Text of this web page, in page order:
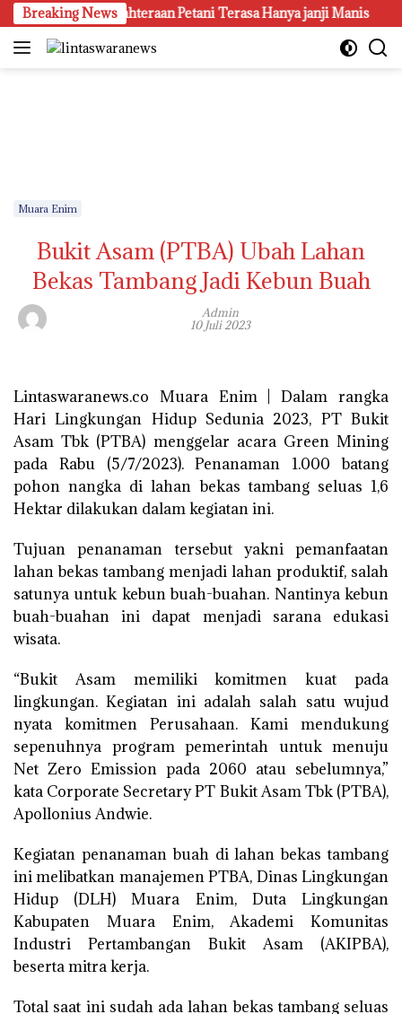
Langsung
ke
konten
Breaking News
Janji Kesejahteraan Petani Terasa Hanya janji Manis
Muara Enim
Bukit Asam (PTBA) Ubah Lahan
Bekas Tambang Jadi Kebun Buah
Admin
10 Juli 2023
Lintaswaranews.co Muara Enim | Dalam rangka
Hari Lingkungan Hidup Sedunia 2023, PT Bukit
Asam Tbk (PTBA) menggelar acara Green Mining
pada Rabu (5/7/2023). Penanaman 1.000 batang
pohon nangka di lahan bekas tambang seluas 1,6
Hektar dilakukan dalam kegiatan ini.
Tujuan penanaman tersebut yakni pemanfaatan
lahan bekas tambang menjadi lahan produktif, salah
satunya untuk kebun buah-buahan. Nantinya kebun
buah-buahan ini dapat menjadi sarana edukasi
wisata.
“Bukit Asam memiliki komitmen kuat pada
lingkungan. Kegiatan ini adalah salah satu wujud
nyata komitmen Perusahaan. Kami mendukung
sepenuhnya program pemerintah untuk menuju
Net Zero Emission pada 2060 atau sebelumnya,”
kata Corporate Secretary PT Bukit Asam Tbk (PTBA),
Apollonius Andwie.
Kegiatan penanaman buah di lahan bekas tambang
ini melibatkan manajemen PTBA, Dinas Lingkungan
Hidup (DLH) Muara Enim, Duta Lingkungan
Kabupaten Muara Enim, Akademi Komunitas
Industri Pertambangan Bukit Asam (AKIPBA),
beserta mitra kerja.
Total saat ini sudah ada lahan bekas tambang seluas